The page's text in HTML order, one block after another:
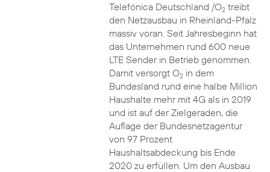
Telefónica Deutschland /O2treibt
den Netzausbau in Rheinland-Pfalz
massiv voran. Seit Jahresbeginn hat
das Unternehmen rund 600 neue
LTE Sender in Betrieb genommen.
Damit versorgt O2in dem
Bundesland rund eine halbe Million
Haushalte mehr mit 4G als in 2019
und ist auf der Zielgeraden, die
Auflage der Bundesnetzagentur
von 97 Prozent
Haushaltsabdeckung bis Ende
2020 zu erfüllen. Um den Ausbau